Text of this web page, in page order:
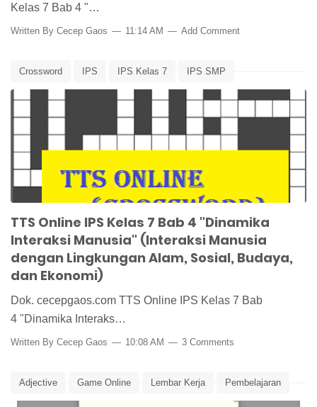
Kelas 7 Bab 4 "…
Written By Cecep Gaos 11:14 AM Add Comment
Crossword IPS IPS Kelas 7 IPS SMP
TTS Online IPS Kelas 7 Bab 4 "Dinamika
Interaksi Manusia" (Interaksi Manusia
dengan Lingkungan Alam, Sosial, Budaya,
dan Ekonomi)
Dok. cecepgaos.com TTS Online IPS Kelas 7 Bab
4 "Dinamika Interaks…
Written By Cecep Gaos 10:08 AM 3 Comments
Adjective Game Online Lembar Kerja Pembelajaran